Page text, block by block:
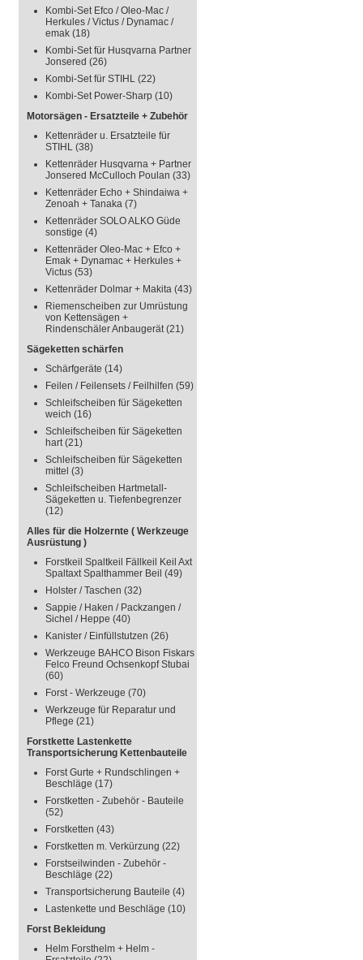
Kombi-Set Efco / Oleo-Mac /
Herkules / Victus / Dynamac /
emak (18)
Kombi-Set für Husqvarna Partner
Jonsered (26)
Kombi-Set für STIHL (22)
Kombi-Set Power-Sharp (10)
Motorsägen - Ersatzteile + Zubehör
Kettenräder u. Ersatzteile für
STIHL (38)
Kettenräder Husqvarna + Partner
Jonsered McCulloch Poulan (33)
Kettenräder Echo + Shindaiwa +
Zenoah + Tanaka (7)
Kettenräder SOLO ALKO Güde
sonstige (4)
Kettenräder Oleo-Mac + Efco +
Emak + Dynamac + Herkules +
Victus (53)
Kettenräder Dolmar + Makita (43)
Riemenscheiben zur Umrüstung
von Kettensägen +
Rindenschäler Anbaugerät(21)
Sägeketten schärfen
Schärfgeräte (14)
Feilen / Feilensets / Feilhilfen (59)
Schleifscheiben für Sägeketten
weich (16)
Schleifscheiben für Sägeketten
hart(21)
Schleifscheiben für Sägeketten
mittel (3)
Schleifscheiben Hartmetall-
Sägeketten u. Tiefenbegrenzer
(12)
Alles für die Holzernte ( Werkzeuge
Ausrüstung )
Forstkeil Spaltkeil Fällkeil Keil Axt
Spaltaxt Spalthammer Beil (49)
Holster / Taschen (32)
Sappie / Haken / Packzangen /
Sichel / Heppe (40)
Kanister / Einfüllstutzen (26)
Werkzeuge BAHCO Bison Fiskars
Felco Freund Ochsenkopf Stubai
(60)
Forst - Werkzeuge (70)
Werkzeuge für Reparatur und
Pflege (21)
Forstkette Lastenkette
Transportsicherung Kettenbauteile
Forst Gurte + Rundschlingen +
Beschläge (17)
Forstketten - Zubehör - Bauteile
(52)
Forstketten (43)
Forstketten m. Verkürzung (22)
Forstseilwinden - Zubehör -
Beschläge (22)
Transportsicherung Bauteile (4)
Lastenkette und Beschläge (10)
Forst Bekleidung
Helm Forsthelm + Helm -